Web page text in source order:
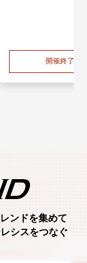
開催終了し
ンドを集めて
シスをつなぐ